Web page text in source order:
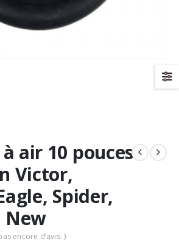
air 10 pouces
Victor,
Spider,
New
encore d’avis. )